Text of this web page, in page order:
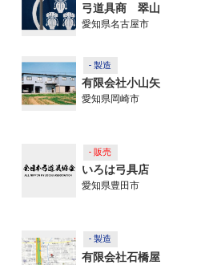
弓道具商 翠山
愛知県名古屋市
- 製造
有限会社小山矢
愛知県岡崎市
- 販売
いろは弓具店
愛知県豊田市
- 製造
有限会社石橋屋